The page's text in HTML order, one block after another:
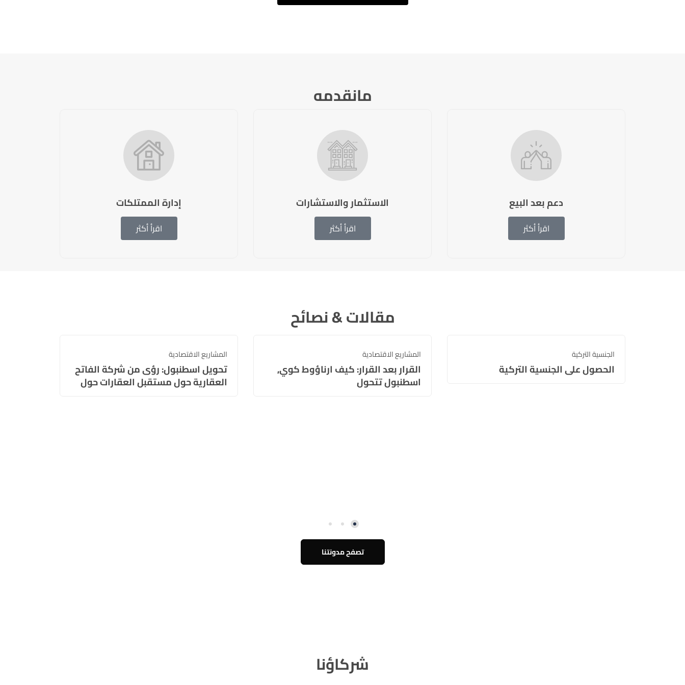
مانقدمه
دعم بعد البيع
اقرأ أكثر
الاستثمار والاستشارات
اقرأ أكثر
إدارة الممتلكات
اقرأ أكثر
مقالات & نصائح
الجنسية التركية
الحصول على الجنسية التركية
المشاريع الاقتصادية
القرار بعد القرار: كيف ارناؤوط كوي,
اسطنبول تتحول
المشاريع الاقتصادية
تحويل اسطنبول: رؤى من شركة الفاتح
العقارية حول مستقبل العقارات حول
تصفح مدونتنا
شركاؤنا